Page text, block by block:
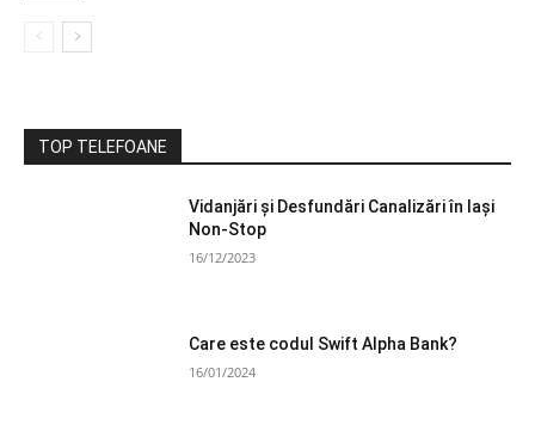
TOP TELEFOANE
Vidanjări și Desfundări Canalizări în Iași
Non-Stop
16/12/2023
Care este codul Swift Alpha Bank?
16/01/2024